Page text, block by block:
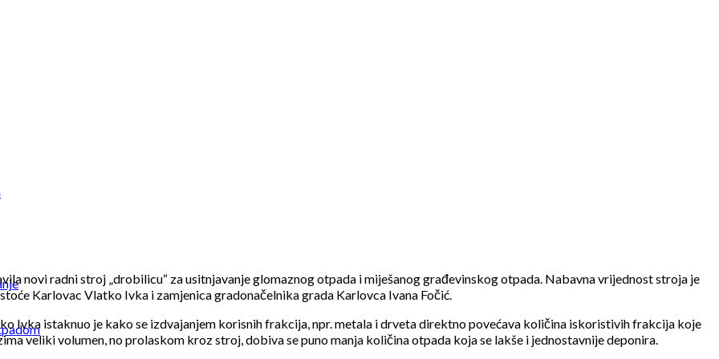
novi radni stroj „drobilicu“ za usitnjavanje glomaznog otpada i miješanog građevinskog otpada. Nabavna vrijednost stroja je
Karlovac Vlatko Ivka i zamjenica gradonačelnika grada Karlovca Ivana Fočić.
Ivka istaknuo je kako se izdvajanjem korisnih frakcija, npr. metala i drveta direktno povećava količina iskoristivih frakcija koje
veliki volumen, no prolaskom kroz stroj, dobiva se puno manja količina otpada koja se lakše i jednostavnije deponira.